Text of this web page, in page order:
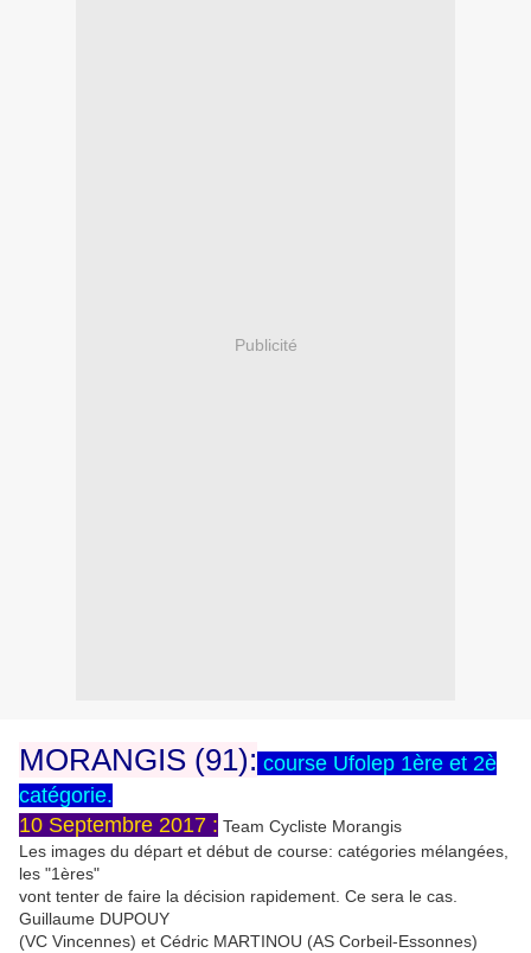
Publicité
MORANGIS (91): course Ufolep 1ère et 2è
catégorie.
10 Septembre 2017 : Team Cycliste Morangis
Les images du départ et début de course: catégories mélangées,
les "1ères"
vont tenter de faire la décision rapidement. Ce sera le cas.
Guillaume DUPOUY
(VC Vincennes) et Cédric MARTINOU (AS Corbeil-Essonnes)